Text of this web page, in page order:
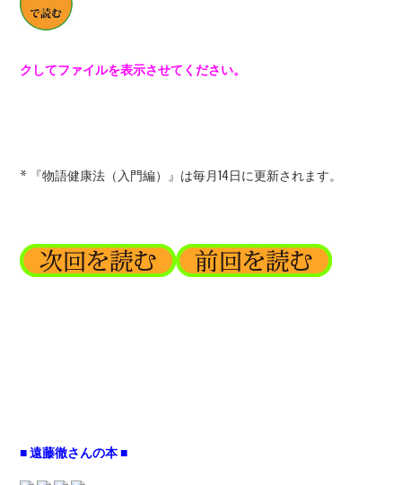
クしてファイルを表示させてください。
* 『物語健康法（入門編）』は毎月14日に更新されます。
■ 遠藤徹さんの本 ■